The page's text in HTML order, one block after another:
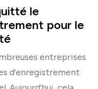
le
pour le
entreprises
d'enregistrement